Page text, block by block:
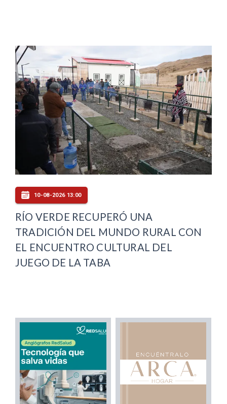
10-08-2026 13:00
RÍO VERDE RECUPERÓ UNA
TRADICIÓN DEL MUNDO RURAL CON
EL ENCUENTRO CULTURAL DEL
JUEGO DE LA TABA